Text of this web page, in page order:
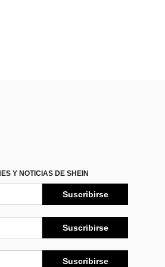
Y NOTICIAS DE SHEIN
Suscribirse
Suscribirse
Suscribirse